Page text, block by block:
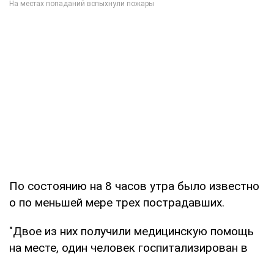
По состоянию на 8 часов утра было известно
о по меньшей мере трех пострадавших.
"Двое из них получили медицинскую помощь
на месте, один человек госпитализирован в